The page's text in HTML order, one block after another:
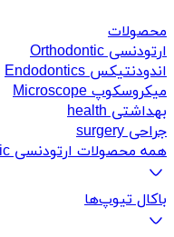
محصولات
ارتودنسی Orthodontic
اندودنتیکس Endodontics
میکروسکوپ Microscope
بهداشتی health
جراحی surgery
همه محصولات ارتودنسی Orthodontic
باکال تیوپ‌ها